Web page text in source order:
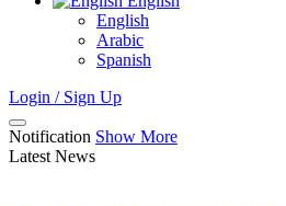
English
Arabic
Spanish
Login / Sign Up
Notification Show More
Latest News